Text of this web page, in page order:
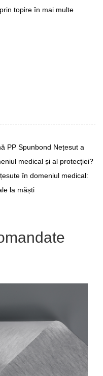
topire în mai multe
PP Spunbond Nețesut a
medical și al protecției?
în domeniul medical:
la măști